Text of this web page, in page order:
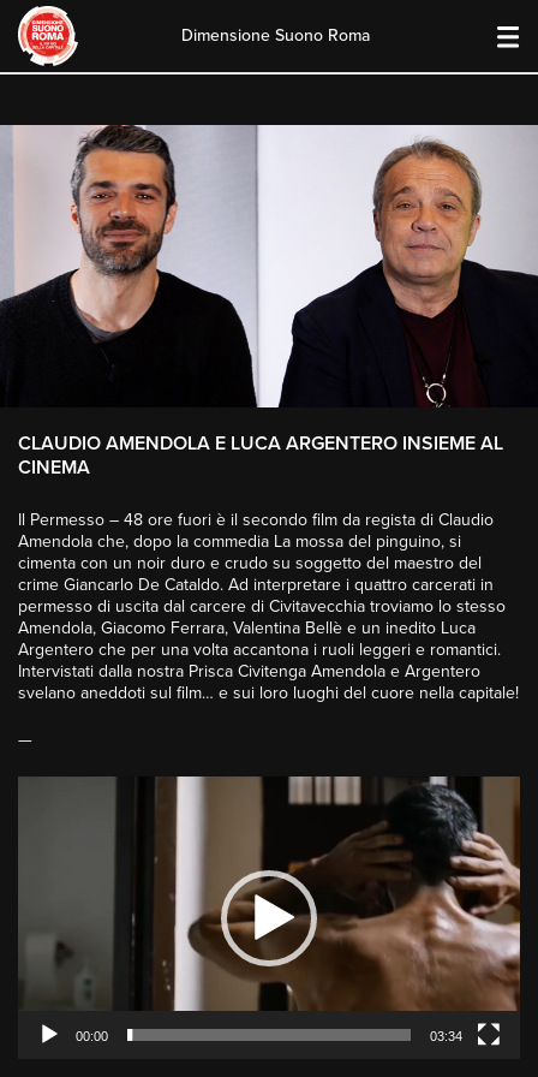
content
Dimensione Suono Roma
CLAUDIO AMENDOLA E LUCA ARGENTERO INSIEME AL
CINEMA
Il Permesso – 48 ore fuori è il secondo film da regista di Claudio
Amendola che, dopo la commedia La mossa del pinguino, si
cimenta con un noir duro e crudo su soggetto del maestro del
crime Giancarlo De Cataldo. Ad interpretare i quattro carcerati in
permesso di uscita dal carcere di Civitavecchia troviamo lo stesso
Amendola, Giacomo Ferrara, Valentina Bellè e un inedito Luca
Argentero che per una volta accantona i ruoli leggeri e romantici.
Intervistati dalla nostra Prisca Civitenga Amendola e Argentero
svelano aneddoti sul film… e sui loro luoghi del cuore nella capitale!
—
00:00 03:34